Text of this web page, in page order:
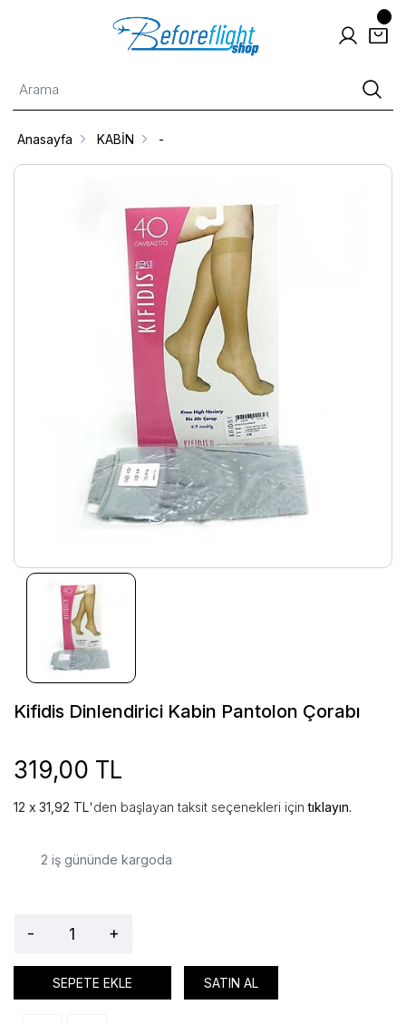
Anasayfa KABİN -
Kifidis Dinlendirici Kabin Pantolon Çorabı
319,00 TL
31,92 TL'den başlayan taksit seçenekleri içintıklayın.
2 iş gününde kargoda
- +
SEPETE EKLE SATIN AL